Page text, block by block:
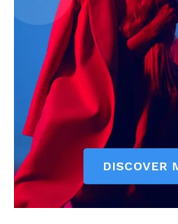
Terms of Use Agreement
Facebook
X WhatsApp
Share